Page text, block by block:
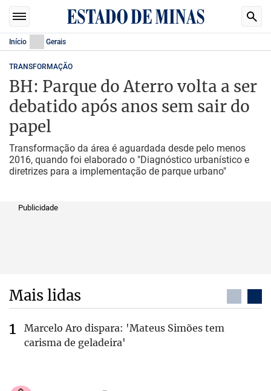
Início Gerais
TRANSFORMAÇÃO
BH: Parque do Aterro volta a ser
debatido após anos sem sair do
papel
Transformação da área é aguardada desde pelo menos
2016, quando foi elaborado o "Diagnóstico urbanístico e
diretrizes para a implementação de parque urbano"
Publicidade
Mais lidas
Marcelo Aro dispara: 'Mateus Simões tem
carisma de geladeira'